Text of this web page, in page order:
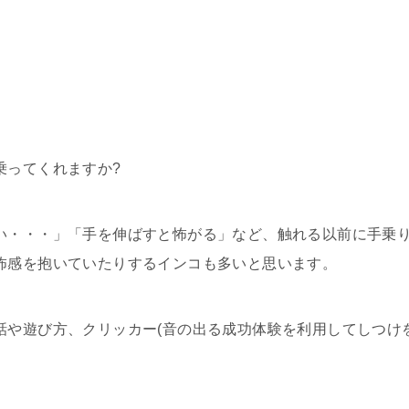
ってくれますか?
・・」「手を伸ばすと怖がる」など、触れる以前に手乗
を抱いていたりするインコも多いと思います。
遊び方、クリッカー(音の出る成功体験を利用してしつけ